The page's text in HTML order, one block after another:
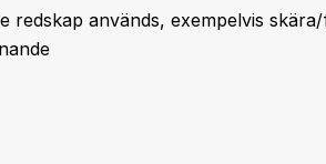
redskap används, exempelvis